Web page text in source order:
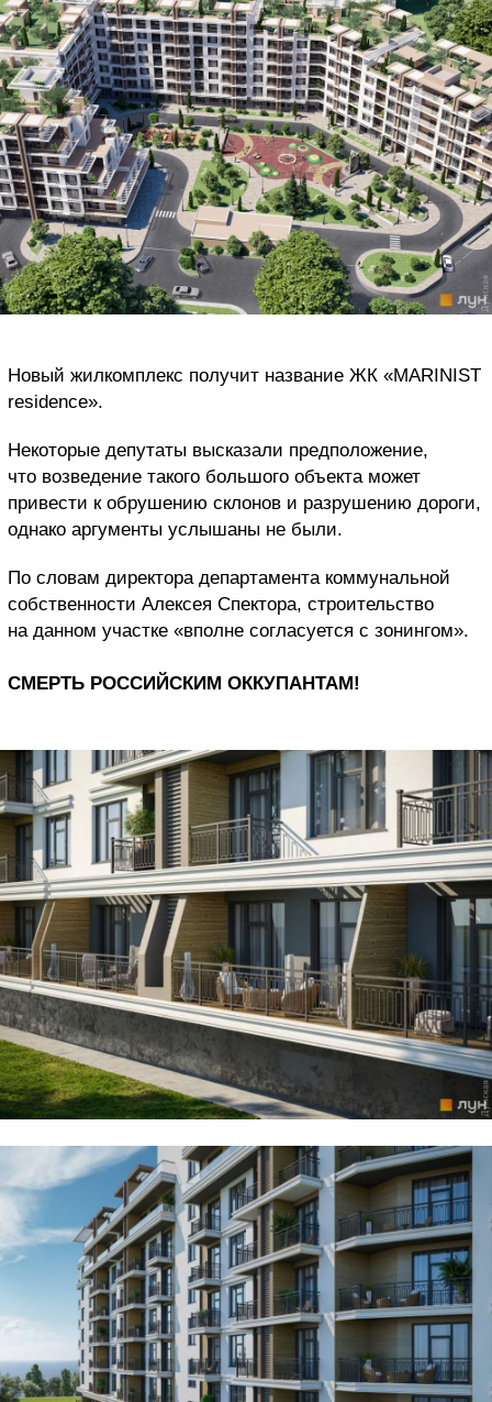
Новый жилкомплекс получит название ЖК «MARINIST
residence».
Некоторые депутаты высказали предположение,
что возведение такого большого объекта может
привести к обрушению склонов и разрушению дороги,
однако аргументы услышаны не были.
По словам директора департамента коммунальной
собственности Алексея Спектора, строительство
на данном участке «вполне согласуется с зонингом».
СМЕРТЬ РОССИЙСКИМ ОККУПАНТАМ!